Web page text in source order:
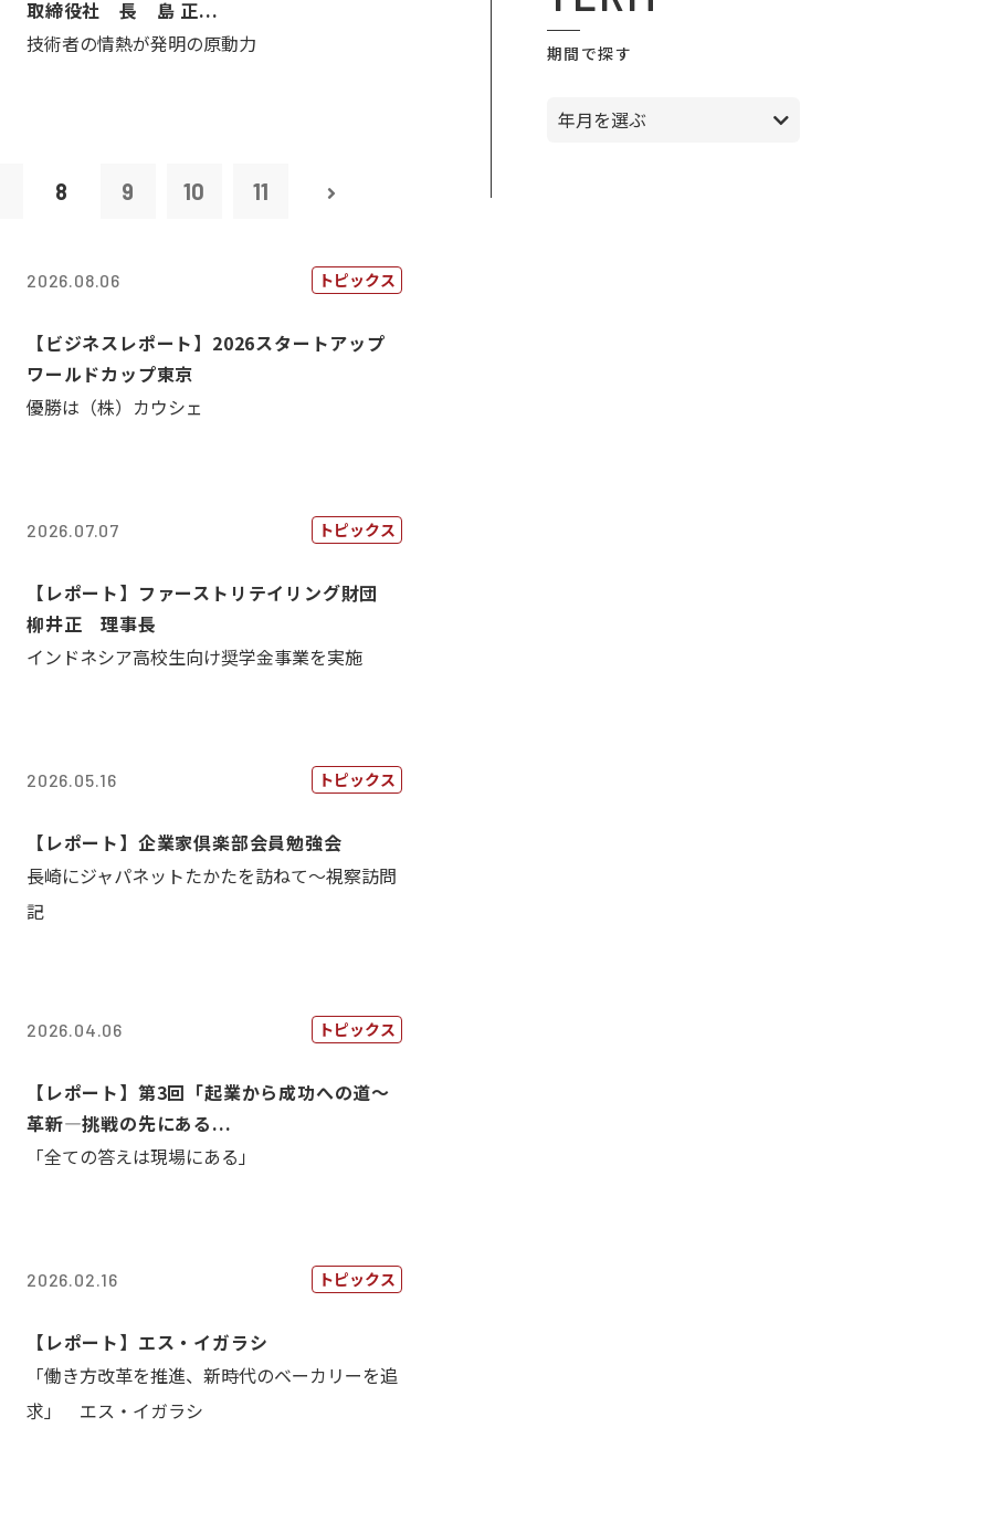
取締役社 長 島 正...
技術者の情熱が発明の原動力
8 9 10 11
2026.08.06 トピックス
【ビジネスレポート】2026スタートアップ
ワールドカップ東京
優勝は（株）カウシェ
2026.07.07 トピックス
【レポート】ファーストリテイリング財団
柳井正 理事長
インドネシア高校生向け奨学金事業を実施
2026.05.16 トピックス
【レポート】企業家倶楽部会員勉強会
長崎にジャパネットたかたを訪ねて～視察訪問
記
2026.04.06 トピックス
【レポート】第3回「起業から成功への道～
革新―挑戦の先にある...
「全ての答えは現場にある」
2026.02.16 トピックス
【レポート】エス・イガラシ
「働き方改革を推進、新時代のベーカリーを追
求」 エス・イガラシ
期間で探す
年月を選ぶ